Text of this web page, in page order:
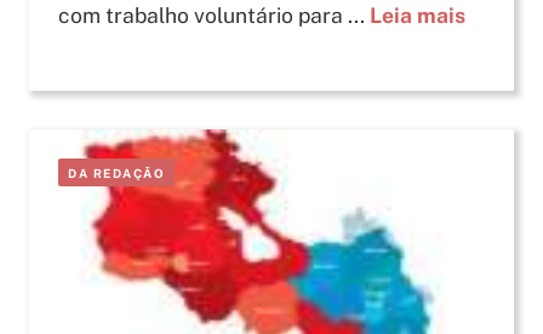
com trabalho voluntário para ... Leia mais
DA REDAÇÃO